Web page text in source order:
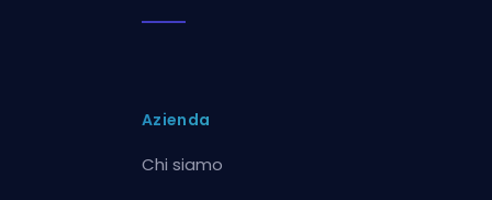
Azienda
Chi siamo